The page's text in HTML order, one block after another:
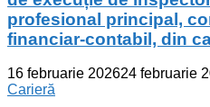
profesional principal,
financiar-contabil, din
16 februarie 202624 februarie
Carieră